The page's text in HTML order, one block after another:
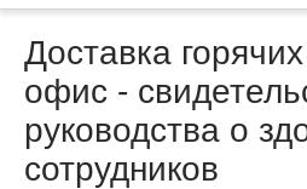
Доставка
офис -
руководства о
сотрудников